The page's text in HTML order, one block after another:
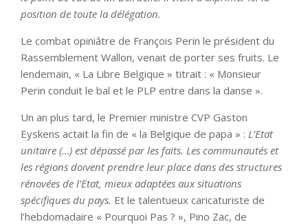
position de toute la délégation.
Le combat opiniâtre de François Perin le président du
Rassemblement Wallon, venait de porter ses fruits. Le
lendemain, « La Libre Belgique » titrait : « Monsieur
Perin conduit le bal et le PLP entre dans la danse ».
Un an plus tard, le Premier ministre CVP Gaston
Eyskens actait la fin de « la Belgique de papa » : L’Etat
unitaire (…) est dépassé par les faits. Les communautés et
les régions doivent prendre leur place dans des structures
rénovées de l’Etat, mieux adaptées aux situations
spécifiques du pays. Et le talentueux caricaturiste de
l’hebdomadaire « Pourquoi Pas ? », Pino Zac, de